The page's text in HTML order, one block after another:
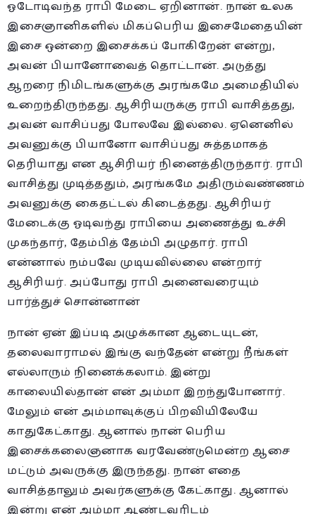
ஓடோடிவந்த ராபி மேடை ஏறினான். நான் உலக
இசைஞானிகளில் மிகப்பெரிய இசைமேதையின்
இசை ஒன்றை இசைக்கப் போகிறேன் என்று,
அவன் பியானோவைத் தொட்டான். அடுத்து
ஆறரை நிமிடங்களுக்கு அரங்கமே அமைதியில்
உறைந்திருந்தது. ஆசிரியருக்கு ராபி வாசித்தது,
அவன் வாசிப்பது போலவே இல்லை. ஏனெனில்
அவனுக்கு பியானோ வாசிப்பது சுத்தமாகத்
தெரியாது என ஆசிரியர் நினைத்திருந்தார். ராபி
வாசித்து முடித்ததும், அரங்கமே அதிரும்வண்ணம்
அவனுக்கு கைதட்டல் கிடைத்தது. ஆசிரியர்
மேடைக்கு ஓடிவந்து ராபியை அணைத்து உச்சி
முகந்தார், தேம்பித் தேம்பி அழுதார். ராபி
என்னால் நம்பவே முடியவில்லை என்றார்
ஆசிரியர். அப்போது ராபி அனைவரையும்
பார்த்துச் சொன்னான்
நான் ஏன் இப்படி அழுக்கான ஆடையுடன்,
தலைவாராமல் இங்கு வந்தேன் என்று நீங்கள்
எல்லாரும் நினைக்கலாம். இன்று
காலையில்தான் என் அம்மா இறந்துபோனார்.
மேலும் என் அம்மாவுக்குப் பிறவியிலேயே
காதுகேட்காது. ஆனால் நான் பெரிய
இசைக்கலைஞனாக வரவேண்டுமென்ற ஆசை
மட்டும் அவருக்கு இருந்தது. நான் எதை
வாசித்தாலும் அவர்களுக்கு கேட்காது. ஆனால்
இன்று என் அம்மா ஆண்டவரிடம்